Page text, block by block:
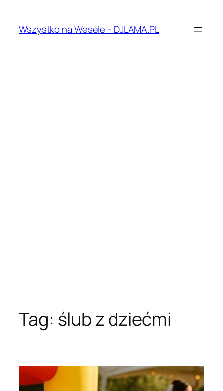
treściWszystko na Wesele – DJLAMA.PL
Tag: ślub z dziećmi